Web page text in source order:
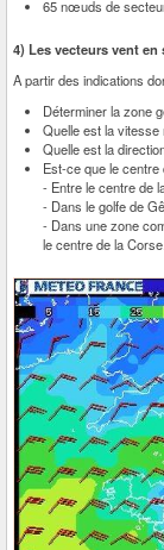
65 nœuds de
4) Les vecteurs vent en
A partir des indications
Déterminer la zone
Quelle est la
Quelle est la
Est-ce que le
- Entre le centre de
- Dans le golfe de
- Dans une zone
le centre de la Corse.